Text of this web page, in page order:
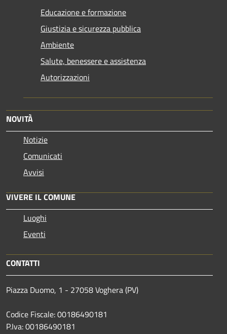
Educazione e formazione
Giustizia e sicurezza pubblica
Ambiente
Salute, benessere e assistenza
Autorizzazioni
NOVITÀ
Notizie
Comunicati
Avvisi
VIVERE IL COMUNE
Luoghi
Eventi
CONTATTI
Piazza Duomo, 1 - 27058 Voghera (PV)
Codice Fiscale: 00186490181
P.Iva: 00186490181